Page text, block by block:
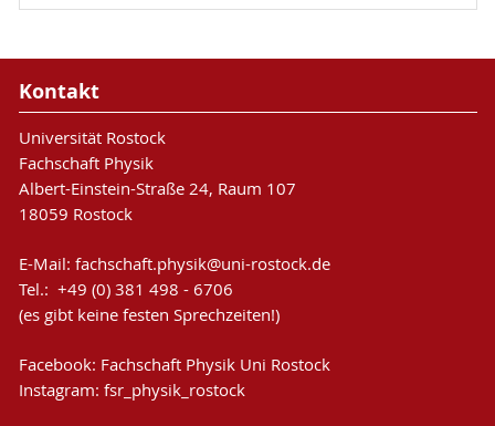
Kontakt
Universität Rostock
Fachschaft Physik
Albert-Einstein-Straße 24, Raum 107
18059 Rostock
E-Mail: fachschaft.physik@uni-rostock.de
Tel.: +49 (0) 381 498 - 6706
(es gibt keine festen Sprechzeiten!)
Facebook: Fachschaft Physik Uni Rostock
Instagram: fsr_physik_rostock